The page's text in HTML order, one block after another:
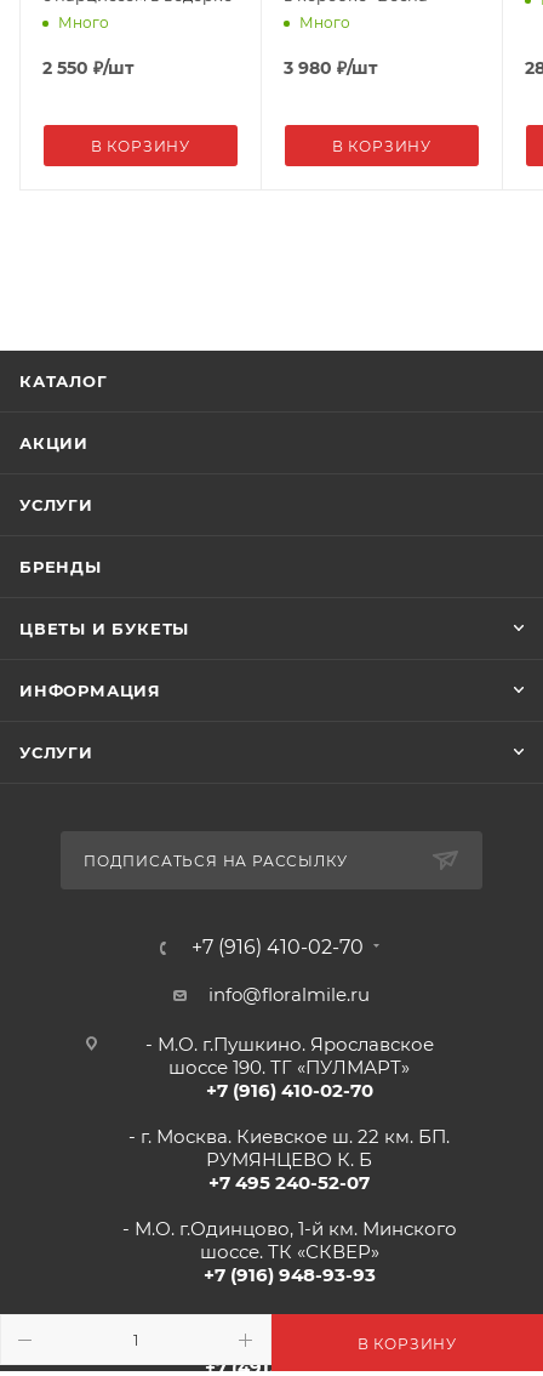
В КОРЗИНУ
Много
2 550 ₽/шт
В КОРЗИНУ
Много
3 980 ₽/шт
В КОРЗИНУ
КАТАЛОГ
АКЦИИ
УСЛУГИ
БРЕНДЫ
ЦВЕТЫ И БУКЕТЫ
ИНФОРМАЦИЯ
УСЛУГИ
ПОДПИСАТЬСЯ НА РАССЫЛКУ
+7 (916) 410-02-70
info@floralmile.ru
- М.О. г.Пушкино. Ярославское
шоссе 190. ТГ «ПУЛМАРТ»
+7 (916) 410-02-70
- г. Москва. Киевское ш. 22 км. БП.
РУМЯНЦЕВО К. Б
+7 495 240-52-07
- М.О. г.Одинцово, 1-й км. Минского
шоссе. ТК «СКВЕР»
+7 (916) 948-93-93
- г.Рязань, Солотчинское шоссе д.2
ТК «АВРОРА»
+7 (4912) 77-82-04